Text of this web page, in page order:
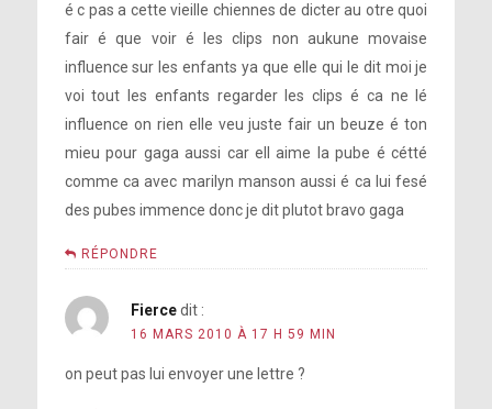
é c pas a cette vieille chiennes de dicter au otre quoi
fair é que voir é les clips non aukune movaise
influence sur les enfants ya que elle qui le dit moi je
voi tout les enfants regarder les clips é ca ne lé
influence on rien elle veu juste fair un beuze é ton
mieu pour gaga aussi car ell aime la pube é cétté
comme ca avec marilyn manson aussi é ca lui fesé
des pubes immence donc je dit plutot bravo gaga
RÉPONDRE
Fierce dit :
16 MARS 2010 À 17 H 59 MIN
on peut pas lui envoyer une lettre ?